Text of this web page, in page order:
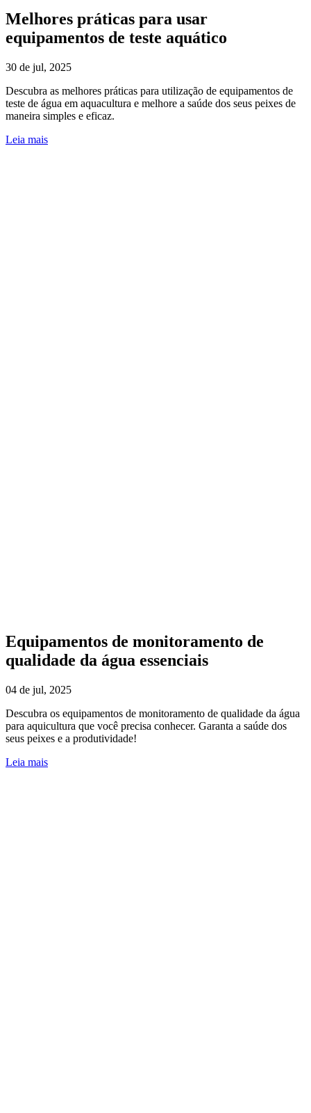
Melhores práticas para usar
equipamentos de teste aquático
30 de jul, 2025
Descubra as melhores práticas para utilização de equipamentos de
teste de água em aquacultura e melhore a saúde dos seus peixes de
maneira simples e eficaz.
Leia mais
Equipamentos de monitoramento de
qualidade da água essenciais
04 de jul, 2025
Descubra os equipamentos de monitoramento de qualidade da água
para aquicultura que você precisa conhecer. Garanta a saúde dos
seus peixes e a produtividade!
Leia mais